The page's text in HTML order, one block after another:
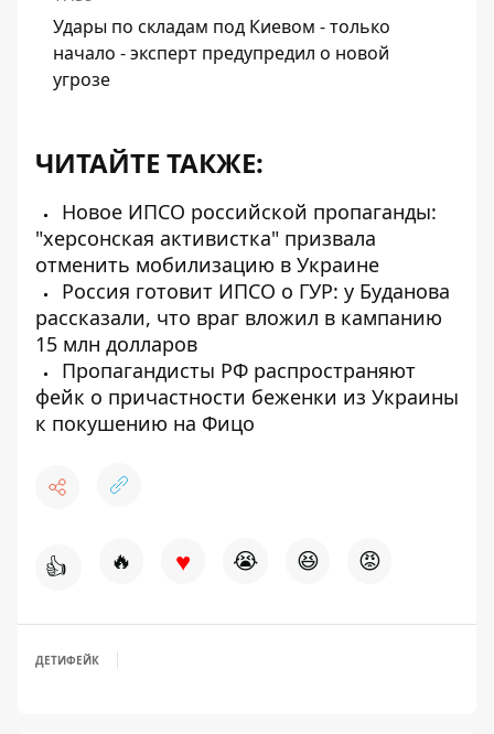
Удары по складам под Киевом - только
начало - эксперт предупредил о новой
угрозе
ЧИТАЙТЕ ТАКЖЕ:
Новое ИПСО российской пропаганды:
"херсонская активистка" призвала
отменить мобилизацию в Украине
Россия готовит ИПСО о ГУР: у Буданова
рассказали, что враг вложил в кампанию
15 млн долларов
Пропагандисты РФ распространяют
фейк о причастности беженки из Украины
к покушению на Фицо
👍 🔥 ♥ 😭 😆 😡
ДЕТИФЕЙК